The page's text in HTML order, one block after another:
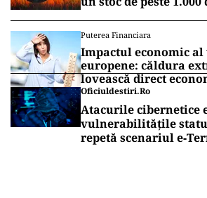
Puterea Financiara
Impactul economic
europene: căldura
lovească direct
Oficiuldestiri.ro
Atacurile cibernetice
vulnerabilitățile
repetă scenariul